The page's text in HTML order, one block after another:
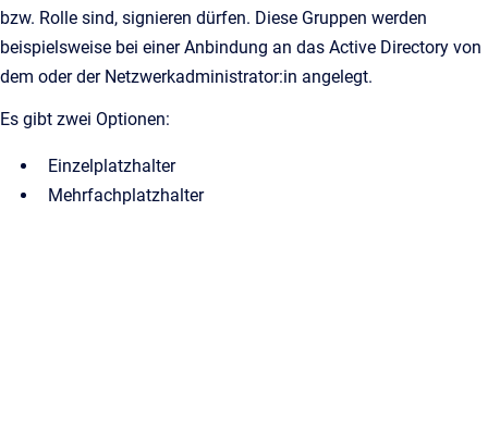
bzw. Rolle sind, signieren dürfen. Diese Gruppen werden
beispielsweise bei einer Anbindung an das Active Directory von
dem oder der Netzwerkadministrator:in angelegt.
Es gibt zwei Optionen:
Einzelplatzhalter
Mehrfachplatzhalter